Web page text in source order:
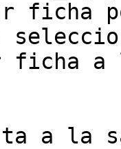
a la